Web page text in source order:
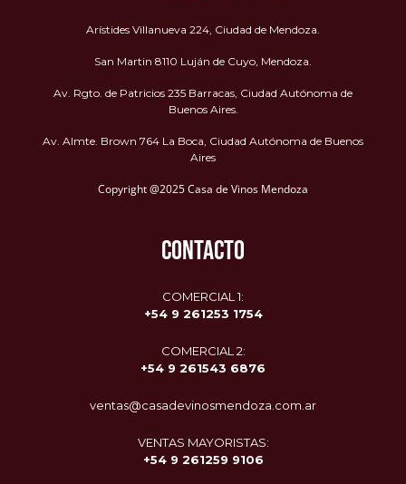
Arístides Villanueva 224, Ciudad de Mendoza.
San Martin 8110 Luján de Cuyo, Mendoza.
Av. Rgto. de Patricios 235 Barracas, Ciudad Autónoma de
Buenos Aires.
Av. Almte. Brown 764 La Boca, Ciudad Autónoma de Buenos
Aires
Copyright @2025 Casa de Vinos Mendoza
CONTACTO
COMERCIAL 1:
+54 9 261253 1754
COMERCIAL 2:
+54 9 261543 6876
ventas@casadevinosmendoza.com.ar
VENTAS MAYORISTAS:
+54 9 261259 9106